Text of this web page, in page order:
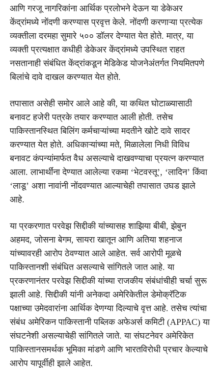
आणि गरजू नागरिकांना आर्थिक प्रलोभने देऊन या डेकेअर
केंद्रांमध्ये नोंदणी करण्यास प्रवृत्त केले. नोंदणी करणाऱ्या प्रत्येक
व्यक्तीला दरमहा सुमारे ५०० डॉलर देण्यात येत होते. मात्र, या
व्यक्ती प्रत्यक्षात कधीही डेकेअर केंद्रांमध्ये उपस्थित राहत
नसतानाही संबंधित केंद्रांकडून मेडिकेड योजनेअंतर्गत नियमितपणे
बिलांचे दावे दाखल करण्यात येत होते.
तपासात असेही समोर आले आहे की, या कथित घोटाळ्यासाठी
बनावट हजेरी पत्रके तयार करण्यात आली होती. तसेच
पाकिस्तानस्थित बिलिंग कर्मचाऱ्यांच्या मदतीने खोटे दावे सादर
करण्यात येत होते. अधिकाऱ्यांच्या मते, मिळालेला निधी विविध
बनावट कंपन्यांमार्फत वैध असल्याचे दाखवण्याचा प्रयत्न करण्यात
आला. लाभार्थींना देण्यात आलेल्या रकमा ‘भेटवस्तू’, ‘लादिन’ किंवा
‘लाडू’ अशा नावांनी नोंदवण्यात आल्याचेही तपासात उघड झाले
आहे.
या प्रकरणात परवेझ सिद्दीकी यांच्यासह शाझिया बीबी, झेबुन
अहमद, जोसना बेगम, सायरा खातून आणि अतिया शहनाज
यांच्यावरही आरोप ठेवण्यात आले आहेत. सर्व आरोपी मूळचे
पाकिस्तानशी संबंधित असल्याचे सांगितले जात आहे. या
प्रकरणानंतर परवेझ सिद्दीकी यांच्या राजकीय संबंधांचीही चर्चा सुरू
झाली आहे. सिद्दीकी यांनी अनेकदा अमेरिकेतील डेमोक्रॅटिक
पक्षाच्या उमेदवारांना आर्थिक देणग्या दिल्याचे वृत्त आहे. तसेच त्यांचा
संबंध अमेरिकन पाकिस्तानी पब्लिक अफेअर्स कमिटी (APPAC) या
संघटनेशी असल्याचेही सांगितले जाते. या संघटनेवर अमेरिकेत
पाकिस्तानसमर्थक भूमिका मांडणे आणि भारतविरोधी प्रचार केल्याचे
आरोप यापूर्वीही झाले आहेत.